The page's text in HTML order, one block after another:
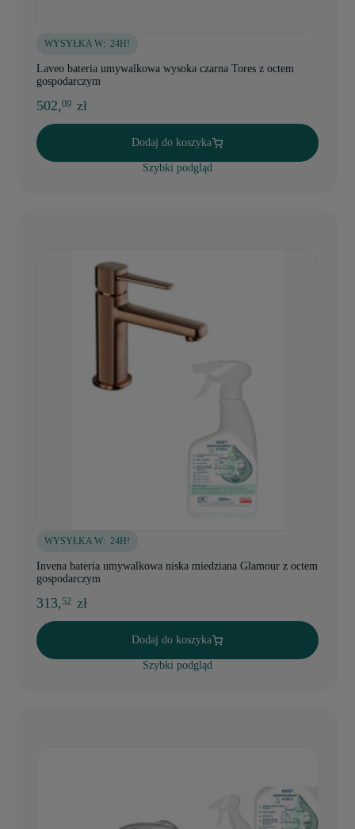
WYSYŁKA W: 24H!
Laveo bateria umywalkowa wysoka czarna Tores z octem
gospodarczym
502,09 zł
Dodaj do koszyka
Szybki podgląd
WYSYŁKA W: 24H!
Invena bateria umywalkowa niska miedziana Glamour z octem
gospodarczym
313,52 zł
Dodaj do koszyka
Szybki podgląd